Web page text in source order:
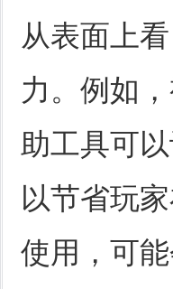
从表面上
力。例如
助工具可
以节省玩
使用，可